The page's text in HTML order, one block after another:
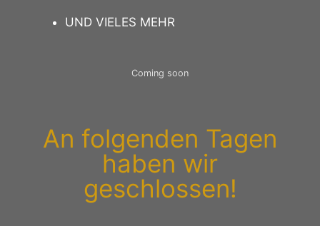
UND VIELES MEHR
Coming soon
An folgenden Tagen
haben wir
geschlossen!